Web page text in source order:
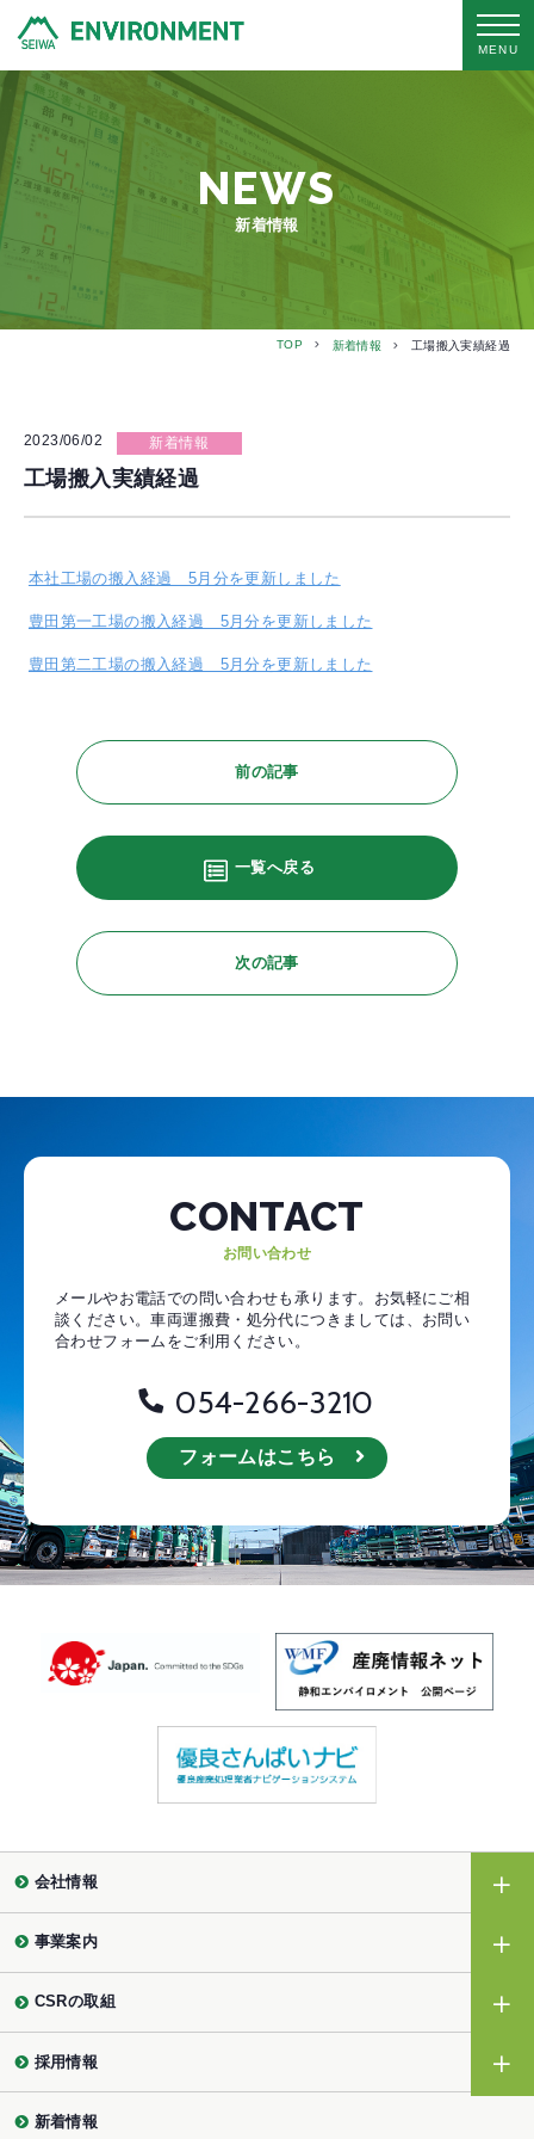
MENU
NEWS
新着情報
TOP 新着情報 工場搬入実績経過
2023/06/02 新着情報
工場搬入実績経過
本社工場の搬入経過 5月分を更新しました
豊田第一工場の搬入経過 5月分を更新しました
豊田第二工場の搬入経過 5月分を更新しました
前の記事
一覧へ戻る
次の記事
CONTACT
お問い合わせ
メールやお電話での問い合わせも承ります。お気軽にご相
談ください。車両運搬費・処分代につきましては、お問い
合わせフォームをご利用ください。
054-266-3210
フォームはこちら
会社情報
事業案内
CSRの取組
採用情報
新着情報